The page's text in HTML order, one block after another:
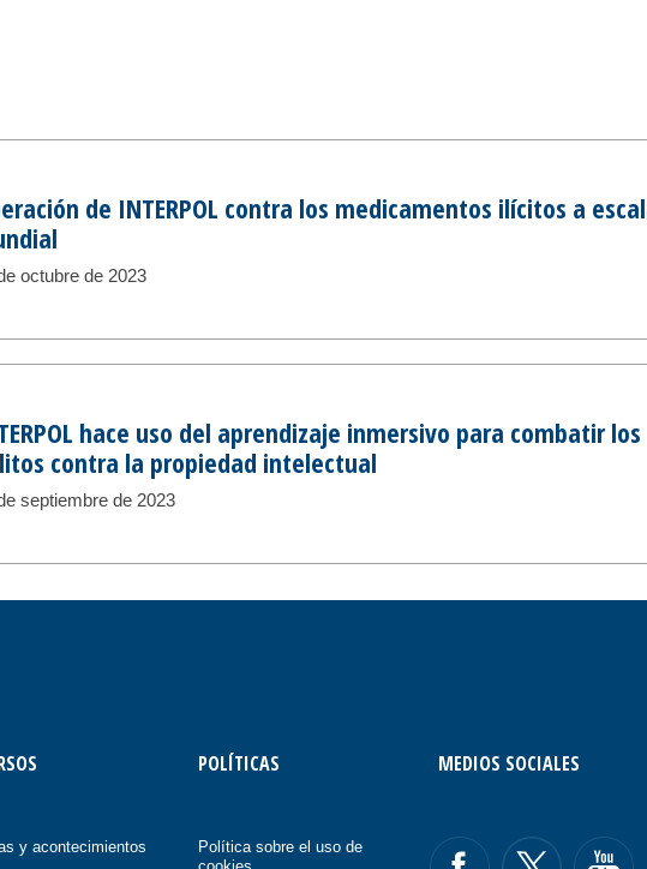
de INTERPOL contra los medicamentos ilícitos a
octubre de 2023
hace uso del aprendizaje inmersivo para combatir los
contra la propiedad intelectual
septiembre de 2023
y acontecimientos
POLÍTICAS
Política sobre el uso de
MEDIOS SOCIALES